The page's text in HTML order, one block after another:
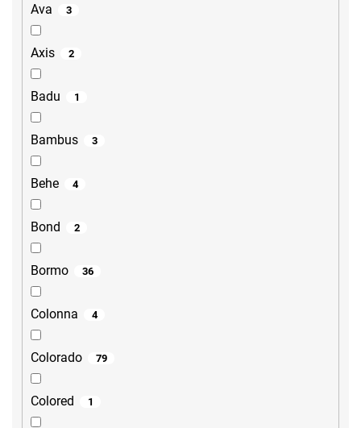
Ava 3
Axis 2
Badu 1
Bambus 3
Behe 4
Bond 2
Bormo 36
Colonna 4
Colorado 79
Colored 1